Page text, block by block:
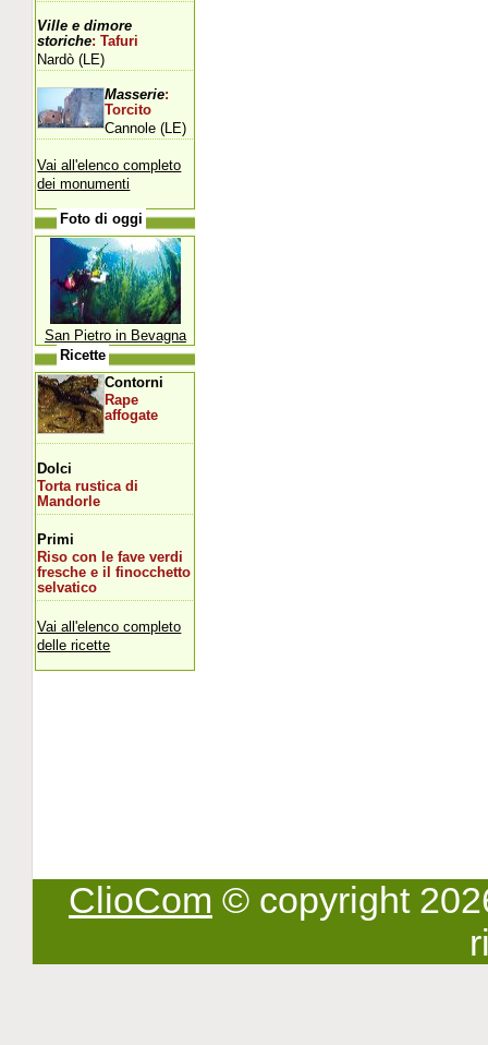
Ville e dimore
storiche: Tafuri
Nardò (LE)
Masserie:
Torcito
Cannole (LE)
Vai all'elenco completo
dei monumenti
Foto di oggi
San Pietro in Bevagna
Ricette
Contorni
Rape
affogate
Dolci
Torta rustica di
Mandorle
Primi
Riso con le fave verdi
fresche e il finocchetto
selvatico
Vai all'elenco completo
delle ricette
ClioCom © copyright